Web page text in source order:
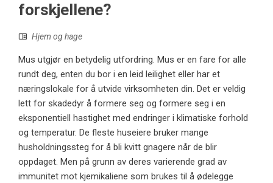
forskjellene?
Hjem og hage
Mus utgjør en betydelig utfordring. Mus er en fare for alle
rundt deg, enten du bor i en leid leilighet eller har et
næringslokale for å utvide virksomheten din. Det er veldig
lett for skadedyr å formere seg og formere seg i en
eksponentiell hastighet med endringer i klimatiske forhold
og temperatur. De fleste huseiere bruker mange
husholdningssteg for å bli kvitt gnagere når de blir
oppdaget. Men på grunn av deres varierende grad av
immunitet mot kjemikaliene som brukes til å ødelegge